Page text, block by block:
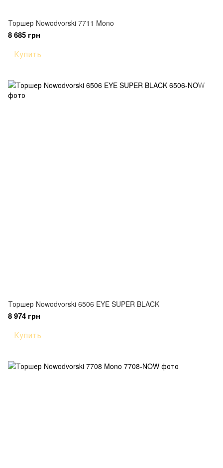
Торшер Nowodvorski 7711 Mono
8 685 грн
Купить
Торшер Nowodvorski 6506 EYE SUPER BLACK
8 974 грн
Купить